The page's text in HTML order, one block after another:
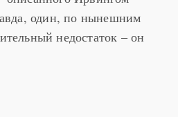
один, по нынешним
недостаток – он